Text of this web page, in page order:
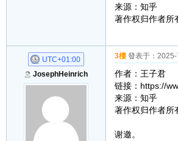
来源：知乎
著作权归作者所
UTC+01:00
JosephHeinrich
3樓發表于： 2025-
作者：王子君
链接：https://
来源：知乎
著作权归作者所
谢邀。